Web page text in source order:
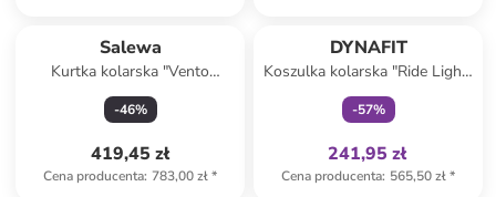
Salewa
Kurtka kolarska "Vento
Merino" w kolorze
jasnoróżowo-czarnym
-46%
419,45 zł
Cena producenta: 783,00 zł*
DYNAFIT
Koszulka kolarska "Ride Light"
w kolorze khaki
-57%
241,95 zł
Cena producenta: 565,50 zł*